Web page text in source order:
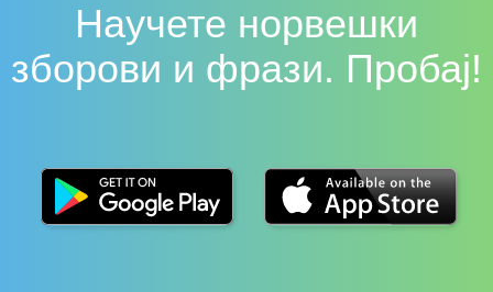
Научете норвешки
зборови и фрази. Пробај!